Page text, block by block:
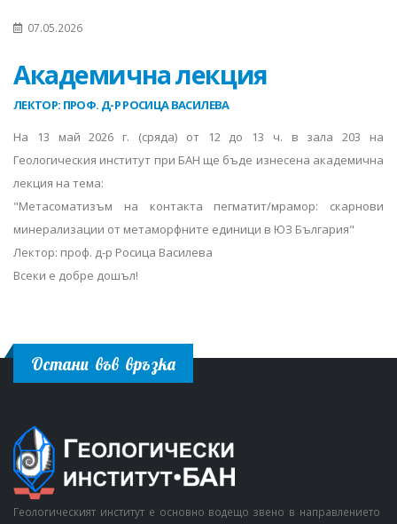
07.05.2026
Академична лекция
ЛЕКТОР: ПРОФ. Д-Р РОСИЦА ВАСИЛЕВА
На 13 май 2026 г. (сряда) от 12 до 13 ч. в зала 203 на
Геологическия институт при БАН ще бъде изнесена академична
лекция на тема:
"Метасоматизъм на контакта пегматит/мрамор: скарнови
минерализации от метаморфните единици в ЮЗ България"
Лектор: проф. д-р Росица Василева
Всеки е добре дошъл!
Остани във връзка
Геологическият институт е основно водещо звено в направлението